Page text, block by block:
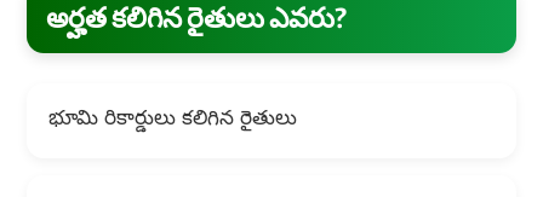
అర్హత కలిగిన రైతులు ఎవరు?
భూమి రికార్డులు కలిగిన రైతులు